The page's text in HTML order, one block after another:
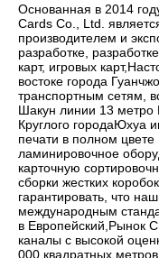
Основанная в 2014
Cards Co., Ltd.
производителем и
разработке,
карт, игровых
востоке города
транспортным сетям,
Шакун линии 13 метро
Круглого городаЮхуа
печати в полном
ламинировочное
карточную
сборки жестких
гарантировать, что
международным
в Европейский,Рынок
каналы с высокой
000 квадратных